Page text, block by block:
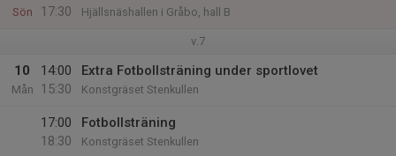
Sön
17:30
Hjällsnäshallen i Gråbo, hall B
v.7
10
Mån
14:00
15:30
Extra Fotbollsträning under sportlovet
Konstgräset Stenkullen
17:00
18:30
Fotbollsträning
Konstgräset Stenkullen